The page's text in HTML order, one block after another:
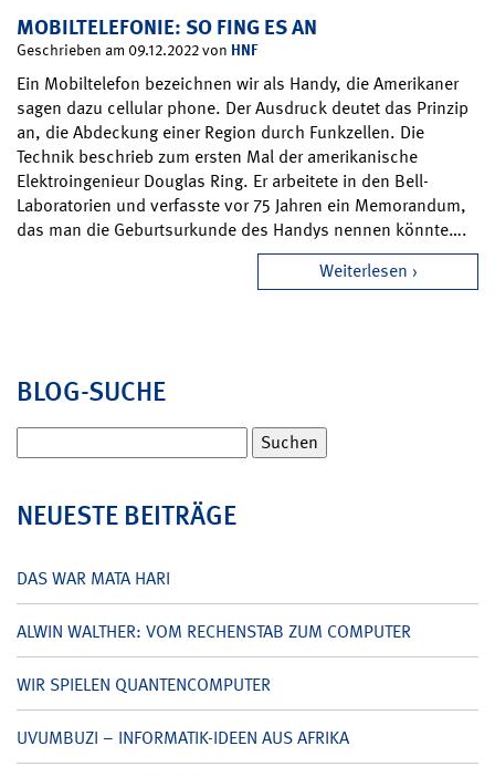
MOBILTELEFONIE: SO FING ES AN
Geschrieben am 09.12.2022 von HNF
Ein Mobiltelefon bezeichnen wir als Handy, die Amerikaner
sagen dazu cellular phone. Der Ausdruck deutet das Prinzip
an, die Abdeckung einer Region durch Funkzellen. Die
Technik beschrieb zum ersten Mal der amerikanische
Elektroingenieur Douglas Ring. Er arbeitete in den Bell-
Laboratorien und verfasste vor 75 Jahren ein Memorandum,
das man die Geburtsurkunde des Handys nennen könnte….
Weiterlesen
BLOG-SUCHE
nach:
NEUESTE BEITRÄGE
DAS WAR MATA HARI
ALWIN WALTHER: VOM RECHENSTAB ZUM COMPUTER
WIR SPIELEN QUANTENCOMPUTER
UVUMBUZI – INFORMATIK-IDEEN AUS AFRIKA